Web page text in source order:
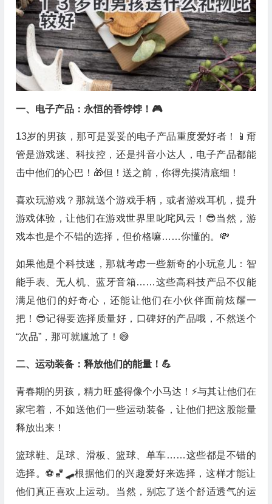
一、电子产品：永恒的香饽饽！🎮
13岁的男孩，那可是妥妥的电子产品重度爱好者！📱甭
管是游戏迷、科技控，还是抖音小达人，电子产品都能
击中他们的心巴！🎁但！送之前，你得先摸清底细！
喜欢玩游戏？那就送个游戏手柄，或者游戏耳机，提升
游戏体验，让他们在游戏世界里叱咤风云！😎当然，游
戏本也是个不错的选择，但价格嘛……你懂的。💸
如果他是个科技迷，那就考虑一些新奇的小玩意儿：智
能手表、无人机、蓝牙音箱……这些高科技产品不仅能
满足他们的好奇心，还能让他们在小伙伴面前炫耀一
把！😎记得要选择质量好，口碑好的产品哦，不然送个
“次品”，那可就尴尬了！😅
二、运动装备：释放他们的能量！💪
青春期的男孩，精力旺盛得像个小马达！⚡️与其让他们在
家宅着，不如送他们一些运动装备，让他们把这股能量
释放出来！
篮球鞋、足球、滑板、篮球、单车……这些都是不错的
选择。⚽️🏀🛹根据他们的兴趣爱好来选择，这样才能让
他们真正喜欢上运动。当然，别忘了送个舒适透气的运